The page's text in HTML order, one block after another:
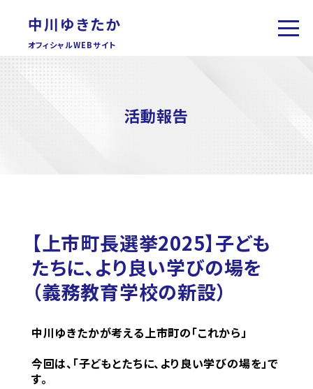
中川ゆきたか
オフィシャルWEBサイト
活動報告
【上市町長選挙2025】子ども
たちに、より良い学びの場を
（義務教育学校の新設）
中川ゆきたかが考える上市町の「これから」
今回は、「子どもとたちに、より良い学びの場を」で
す。